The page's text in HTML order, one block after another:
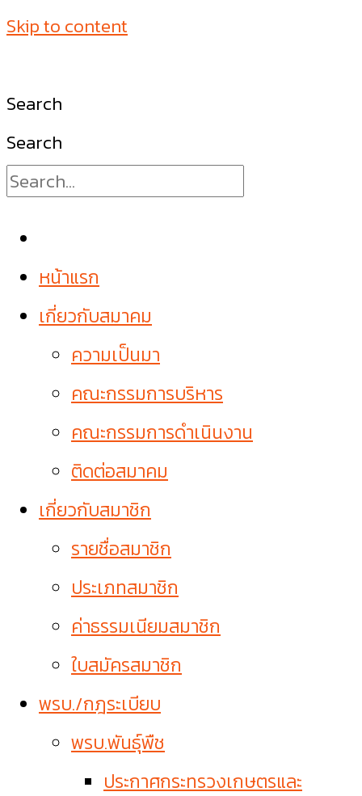
Skip to content
Search
Search
หน้าแรก
เกี่ยวกับสมาคม
ความเป็นมา
คณะกรรมการบริหาร
คณะกรรมการดำเนินงาน
ติดต่อสมาคม
เกี่ยวกับสมาชิก
รายชื่อสมาชิก
ประเภทสมาชิก
ค่าธรรมเนียมสมาชิก
ใบสมัครสมาชิก
พรบ./กฎระเบียบ
พรบ.พันธุ์พืช
ประกาศกระทรวงเกษตรและ